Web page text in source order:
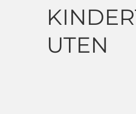
UTEN